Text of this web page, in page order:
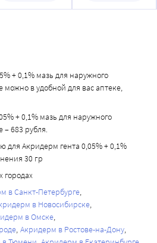
+ 0,1% мазь для наружного
в удобной для вас аптеке,
+ 0,1% мазь для наружного
683 рубля.
Акридерм гента 0,05% + 0,1%
30 гр
городах
в Санкт-Петербурге
в Новосибирске
в Омске
Акридерм в Ростове-на-Дону